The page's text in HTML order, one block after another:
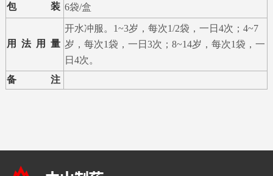
包装 6袋/盒
用法用量
开水冲服。1~3岁，每次1/2袋，一日4次；4~7
岁，每次1袋，一日3次；8~14岁，每次1袋，一
日4次。
备注